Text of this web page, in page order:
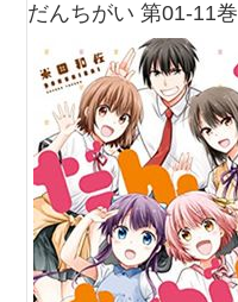
だんちがい 第01-11巻